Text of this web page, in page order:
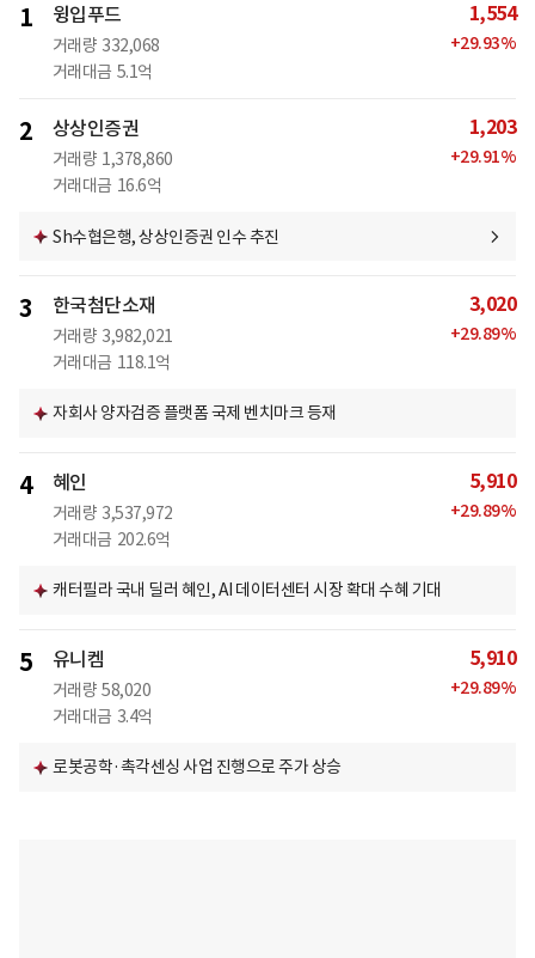
1 윙입푸드
거래량 332,068
거래대금 5.1억
1,554
+29.93%
2 상상인증권
거래량 1,378,860
거래대금 16.6억
1,203
+29.91%
Sh수협은행, 상상인증권 인수 추진
3 한국첨단소재
거래량 3,982,021
거래대금 118.1억
3,020
+29.89%
자회사 양자검증 플랫폼 국제 벤치마크 등재
4 혜인
거래량 3,537,972
거래대금 202.6억
5,910
+29.89%
캐터필라 국내 딜러 혜인, AI 데이터센터 시장 확대 수혜 기대
5 유니켐
거래량 58,020
거래대금 3.4억
5,910
+29.89%
로봇공학·촉각센싱 사업 진행으로 주가 상승